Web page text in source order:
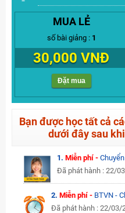
MUA LẺ
số bài giảng : 1
30,000 VNĐ
Đặt mua
Bạn được học tất cả
dưới đây sau
1. Miễn phí -
Đã phát hành : 22/
2.Miễn phí - BTVN -
Đã phát hành : 22/03/